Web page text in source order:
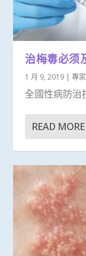
治梅毒必须
1 月 9, 2019 |專
全國性病防治
READ MORE